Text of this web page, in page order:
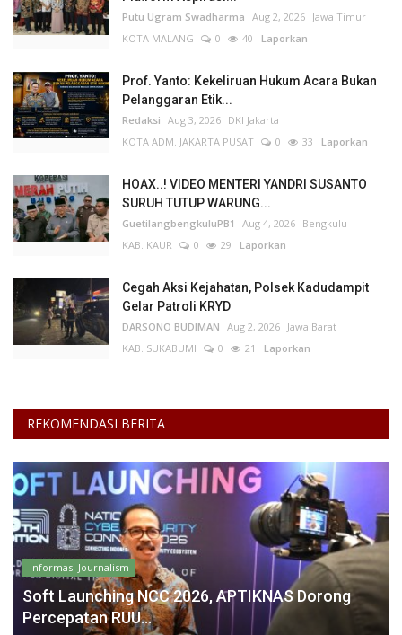
Putu Ugram Swadharma Aug 2, 2026 Jawa Timur
KOTA MALANG
0 40 Laporkan
Prof. Yanto: Kekeliruan Hukum Acara Bukan
Pelanggaran Etik...
Redaksi Aug 3, 2026 DKI Jakarta
KOTA ADM. JAKARTA PUSAT
0 33 Laporkan
HOAX..! VIDEO MENTERI YANDRI SUSANTO
SURUH TUTUP WARUNG...
GuetilangbengkuluPB1 Aug 4, 2026 Bengkulu
KAB. KAUR
0 29 Laporkan
Cegah Aksi Kejahatan, Polsek Kadudampit
Gelar Patroli KRYD
DARSONO BUDIMAN Aug 2, 2026 Jawa Barat
KAB. SUKABUMI
0 21 Laporkan
REKOMENDASI BERITA
Informasi Journalism
Soft Launching NCC 2026, APTIKNAS Dorong
Percepatan RUU...